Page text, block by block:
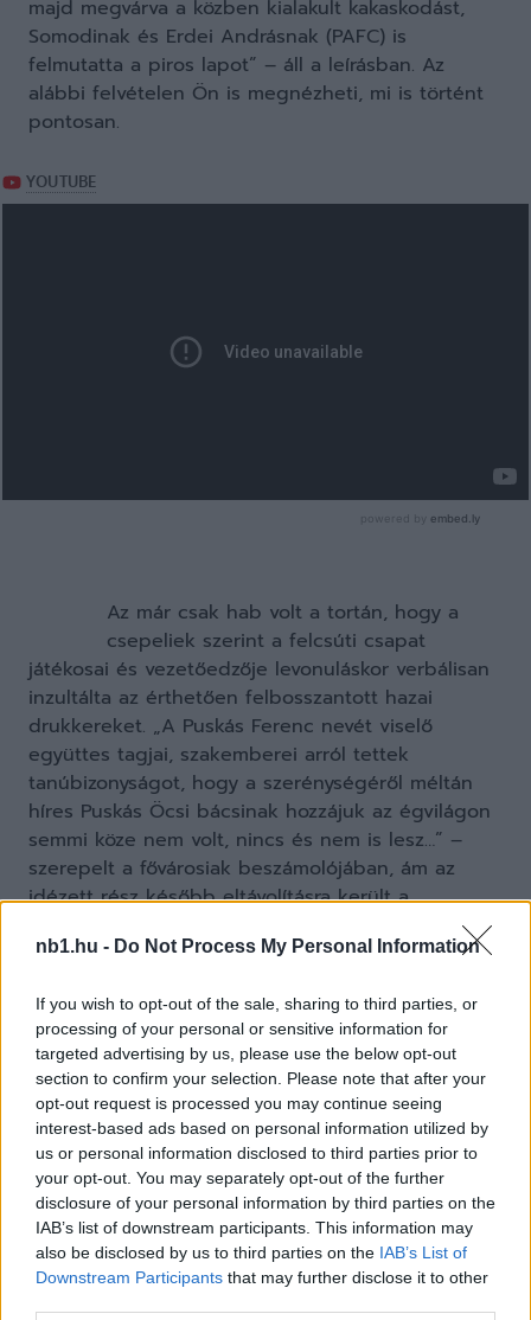
nb1.hu - Do Not Process My Personal Information
If you wish to opt-out of the sale, sharing to third parties, or
processing of your personal or sensitive information for
targeted advertising by us, please use the below opt-out
section to confirm your selection. Please note that after your
opt-out request is processed you may continue seeing
interest-based ads based on personal information utilized by
us or personal information disclosed to third parties prior to
your opt-out. You may separately opt-out of the further
disclosure of your personal information by third parties on the
IAB’s list of downstream participants. This information may
also be disclosed by us to third parties on the IAB’s List of
Downstream Participants that may further disclose it to other
majd megvárva a közben kialakult kakaskodást,
Somodinak és Erdei Andrásnak (PAFC) is
felmutatta a piros lapot” – áll a leírásban. Az
alábbi felvételen Ön is megnézheti, mi is történt
pontosan.
Az már csak hab volt a tortán, hogy a
csepeliek szerint a felcsúti csapat
játékosai és vezetőedzője levonuláskor verbálisan
inzultálta az érthetően felbosszantott hazai
drukkereket. „A Puskás Ferenc nevét viselő
együttes tagjai, szakemberei arról tettek
tanúbizonyságot, hogy a szerénységéről méltán
híres Puskás Öcsi bácsinak hozzájuk az égvilágon
semmi köze nem volt, nincs és nem is lesz…” –
szerepelt a fővárosiak beszámolójában, ám az
idézett rész később eltávolításra került a
hogy a pályán kívül lesz még folytatása a
harmadosztályú bajnokinak.